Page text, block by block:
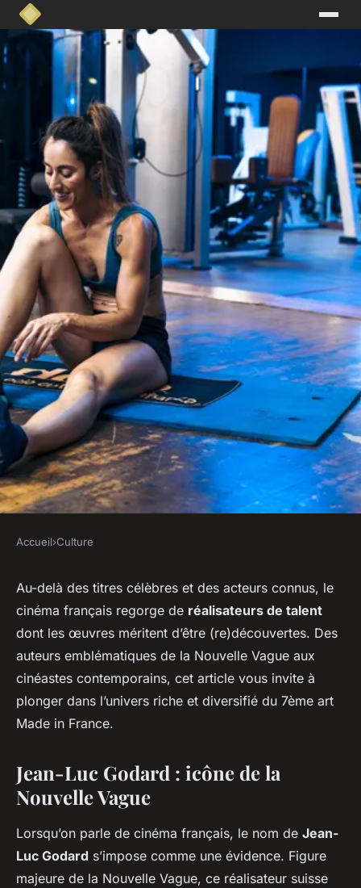
Les grands réalisateurs du
cinéma français à
(re)découvrir
sébastien• 6 novembre 2023 •5 min de lecture
Accueil›Culture
Au-delà des titres célèbres et des acteurs connus, le
cinéma français regorge de réalisateurs de talent
dont les œuvres méritent d’être (re)découvertes. Des
auteurs emblématiques de la Nouvelle Vague aux
cinéastes contemporains, cet article vous invite à
plonger dans l’univers riche et diversifié du 7ème art
Made in France.
Jean-Luc Godard : icône de la
Nouvelle Vague
Lorsqu’on parle de cinéma français, le nom de Jean-
Luc Godard s’impose comme une évidence. Figure
majeure de la Nouvelle Vague, ce réalisateur suisse